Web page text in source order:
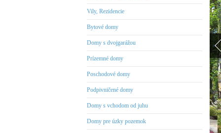
Vily, Rezidencie
Bytové domy
Domy s dvojgarážou
Prízemné domy
Poschodové domy
Podpivničené domy
Domy s vchodom od juhu
Domy pre úzky pozemok